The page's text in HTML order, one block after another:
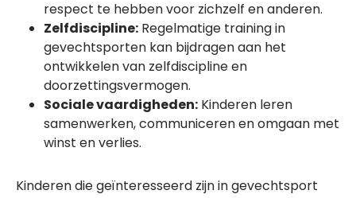
respect te hebben voor zichzelf en anderen.
Zelfdiscipline: Regelmatige training in
gevechtsporten kan bijdragen aan het
ontwikkelen van zelfdiscipline en
doorzettingsvermogen.
Sociale vaardigheden: Kinderen leren
samenwerken, communiceren en omgaan met
winst en verlies.
Kinderen die geïnteresseerd zijn in gevechtsport